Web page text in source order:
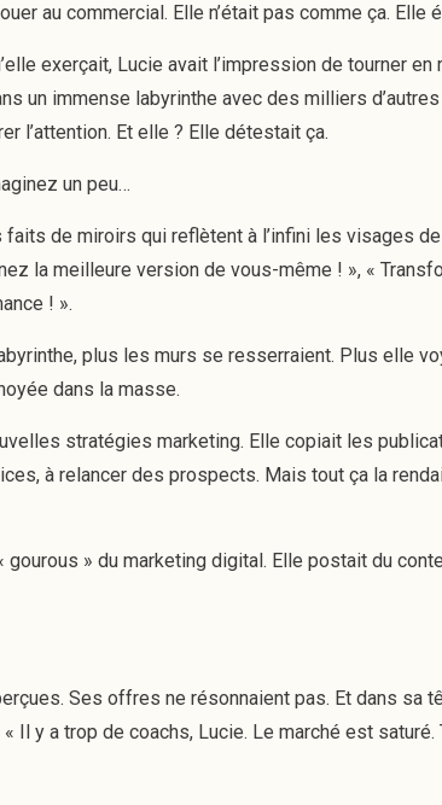
au commercial. Elle n’était pas comme ça. Elle
exerçait, Lucie avait l’impression de tourner en
un immense labyrinthe avec des milliers
l’attention. Et elle ? Elle détestait ça.
un peu…
de miroirs qui reflètent à l’infini les visages
la meilleure version de vous-même ! », «
! ».
plus les murs se resserraient. Plus elle
dans la masse.
stratégies marketing. Elle copiait les
à relancer des prospects. Mais tout ça la
» du marketing digital. Elle postait du
Ses offres ne résonnaient pas. Et dans sa
Il y a trop de coachs, Lucie. Le marché est saturé.